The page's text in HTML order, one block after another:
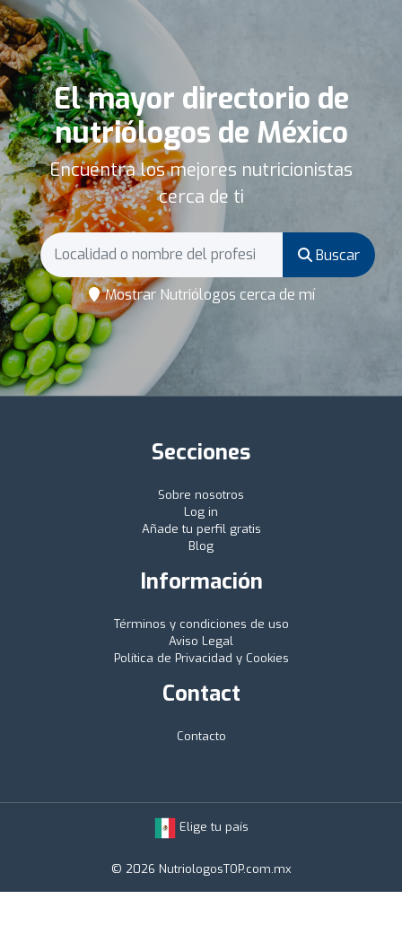
El mayor directorio de
nutriólogos de México
Encuentra los mejores nutricionistas
cerca de ti
Buscar
Mostrar Nutriólogos cerca de mí
Secciones
Sobre nosotros
Log in
Añade tu perfil gratis
Blog
Información
Términos y condiciones de uso
Aviso Legal
Política de Privacidad y Cookies
Contact
Contacto
Elige tu país
© 2026 NutriologosTOP.com.mx